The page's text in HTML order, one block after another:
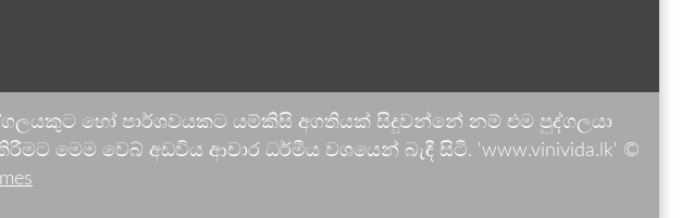
හෝ පාර්ශවයකට යම්කිසි අගතියක් සිදුවන්නේ නම් එම පුද්ගලයා
වෙබ් අඩවිය ආචාර ධර්මීය වශයෙන් බැඳී සිටී. 'www.vinivida.lk' ©